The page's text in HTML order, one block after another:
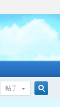
帖子